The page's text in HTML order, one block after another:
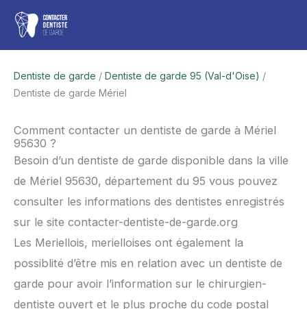
Aller
contenu
Dentiste de garde / Dentiste de garde 95 (Val-d'Oise) /
Dentiste de garde Mériel
Comment contacter un dentiste de garde à Mériel
95630 ?
Besoin d’un dentiste de garde disponible dans la ville
de Mériel 95630, département du 95 vous pouvez
consulter les informations des dentistes enregistrés
sur le site contacter-dentiste-de-garde.org
Les Meriellois, merielloises ont également la
possiblité d’être mis en relation avec un dentiste de
garde pour avoir l’information sur le chirurgien-
dentiste ouvert et le plus proche du code postal